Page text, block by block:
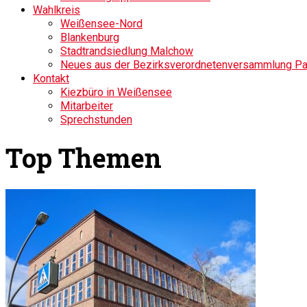
Wahlkreis
Weißensee-Nord
Blankenburg
Stadtrandsiedlung Malchow
Neues aus der Bezirksverordnetenversammlung
Kontakt
Kiezbüro in Weißensee
Mitarbeiter
Sprechstunden
Top Themen